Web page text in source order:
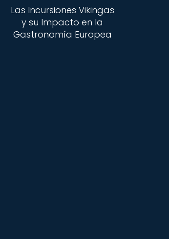
Las Incursiones Vikingas
y su Impacto en la
Gastronomía Europea